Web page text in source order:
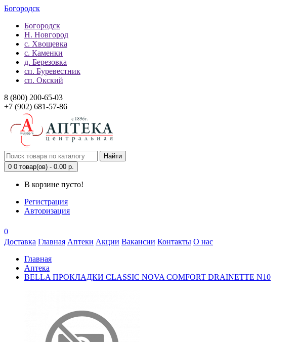
Богородск
Богородск
Н. Новгород
с. Хвощевка
с. Каменки
д. Березовка
сп. Буревестник
сп. Окский
8 (800) 200-65-03
+7 (902) 681-57-86
Найти
0 0 товар(ов) - 0.00 р.
В корзине пусто!
Регистрация
Авторизация
0
Доставка Главная Аптеки Акции Вакансии Контакты О нас
Главная
Аптека
BELLA ПРОКЛАДКИ CLASSIC NOVA COMFORT DRAINETTE N10